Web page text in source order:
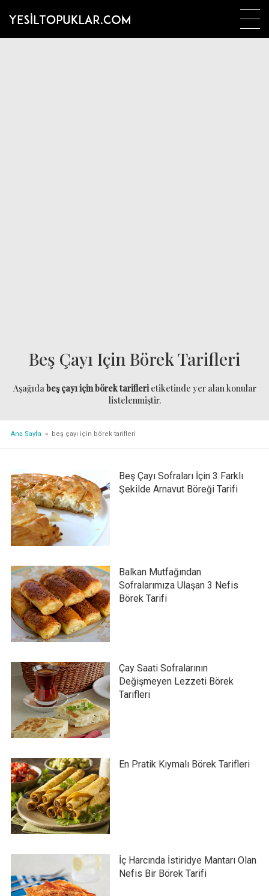
Beş Çayı Için Börek Tarifleri
Aşağıdabeş çayı için börek tariflerietiketinde yer alan konular
listelenmiştir.
Ana Sayfa » beş çayı için börek tarifleri
Beş Çayı Sofraları İçin 3 Farklı
Şekilde Arnavut Böreği Tarifi
Balkan Mutfağından
Sofralarımıza Ulaşan 3 Nefis
Börek Tarifi
Çay Saati Sofralarının
Değişmeyen Lezzeti Börek
Tarifleri
En Pratik Kıymalı Börek Tarifleri
İç Harcında İstiridye Mantarı Olan
Nefis Bir Börek Tarifi